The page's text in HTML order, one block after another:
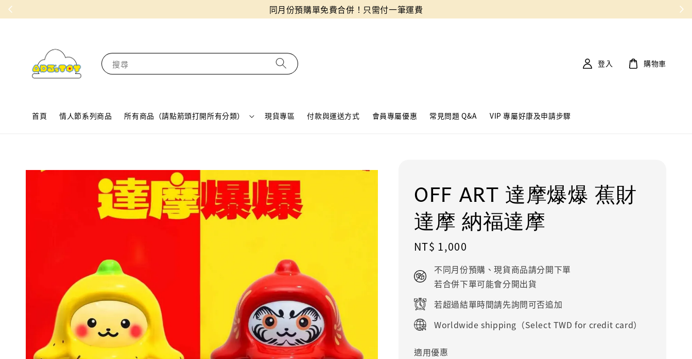
同月份預購單免費合併！只需付一筆運費
搜尋
首頁 情人節系列商品 所有商品（請點箭頭打開所有分類） 現貨專區 付款與運送方式 會員專屬優惠 常見問題 Q&A VIP 專屬好康及申請步驟
登入 購物車
OFF ART 達摩爆爆 蕉財
達摩 納福達摩
Regular
NT$ 1,000
不同月份預購、現貨商品請分開下單
若合併下單可能會分開出貨
若超過結單時間請先詢問可否追加
Worldwide shipping（Select TWD for credit card）
適用優惠